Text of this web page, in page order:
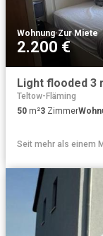
Wohnung·Zur Miete
2.200 €
Light flooded 3
Teltow-Fläming
50 m²3 Zimmer
Seit mehr als einem